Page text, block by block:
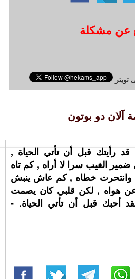
عن مشكلة
آلان دو بوتون
رأيتك قبل أن تأتي الحياة ,
الغيب سرا لا أراه , كم تاه
خطاه , كم عاش ينبش
عن هواه , لكن قلبي كان يصمت
أحبك قبل أن تأتي الحياة. -